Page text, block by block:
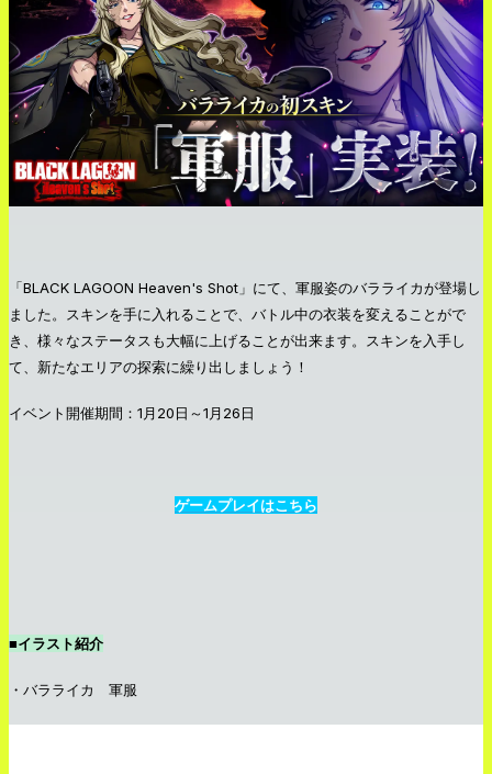
「BLACK LAGOON Heaven's Shot」にて、軍服姿のバラライカが登場し
ました。スキンを手に入れることで、バトル中の衣装を変えることがで
き、様々なステータスも大幅に上げることが出来ます。スキンを入手し
て、新たなエリアの探索に繰り出しましょう！
イベント開催期間：1月20日～1月26日
ゲームプレイはこちら
■イラスト紹介
・バラライカ 軍服